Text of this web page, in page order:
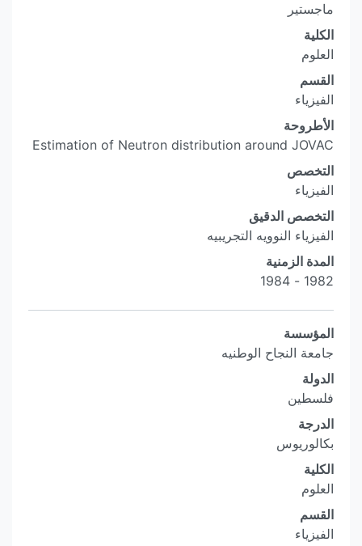
ماجستير
الكلية
العلوم
القسم
الفيزياء
الأطروحة
Estimation of Neutron distribution around JOVAC
التخصص
الفيزياء
التخصص الدقيق
الفيزياء النوويه التجريبيه
المدة الزمنية
1982 - 1984
المؤسسة
جامعة النجاح الوطنيه
الدولة
فلسطين
الدرجة
بكالوريوس
الكلية
العلوم
القسم
الفيزياء